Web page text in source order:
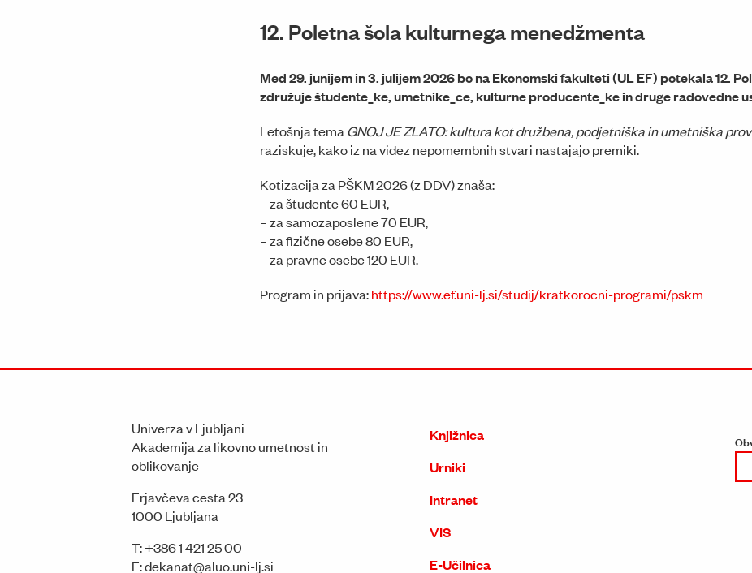
12. Poletna šola kulturnega menedžmenta
Med 29. junijem in 3. julijem 2026 bo na Ekonomski fakulteti (UL EF) potekala 12.
združuje študente_ke, umetnike_ce, kulturne producente_ke in druge radovedne
Letošnja tema GNOJ JE ZLATO: kultura kot družbena, podjetniška in umetniška
raziskuje, kako iz na videz nepomembnih stvari nastajajo premiki.
Kotizacija za PŠKM 2026 (z DDV) znaša:
– za študente 60 EUR,
– za samozaposlene 70 EUR,
– za fizične osebe 80 EUR,
– za pravne osebe 120 EUR.
Program in prijava:https://www.ef.uni-lj.si/studij/kratkorocni-programi/pskm
Univerza v Ljubljani
Akademija za likovno umetnost in
oblikovanje
Erjavčeva cesta 23
1000 Ljubljana
T:+386 1 421 25 00
E:dekanat@aluo.uni-lj.si
Knjižnica
Urniki
Intranet
VIS
E-Učilnica